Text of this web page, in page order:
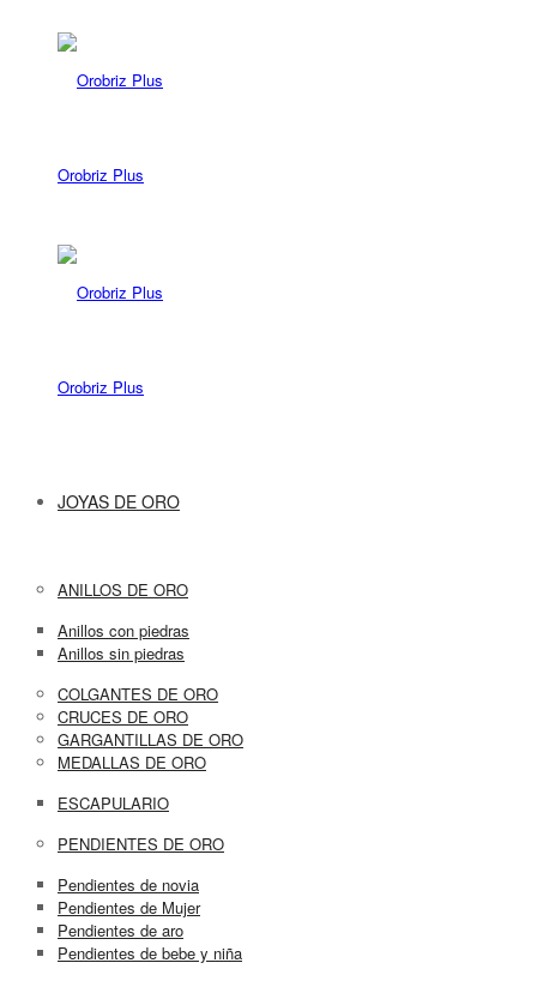
Orobriz Plus
Orobriz Plus
JOYAS DE ORO
ANILLOS DE ORO
Anillos con piedras
Anillos sin piedras
COLGANTES DE ORO
CRUCES DE ORO
GARGANTILLAS DE ORO
MEDALLAS DE ORO
ESCAPULARIO
PENDIENTES DE ORO
Pendientes de novia
Pendientes de Mujer
Pendientes de aro
Pendientes de bebe y niña